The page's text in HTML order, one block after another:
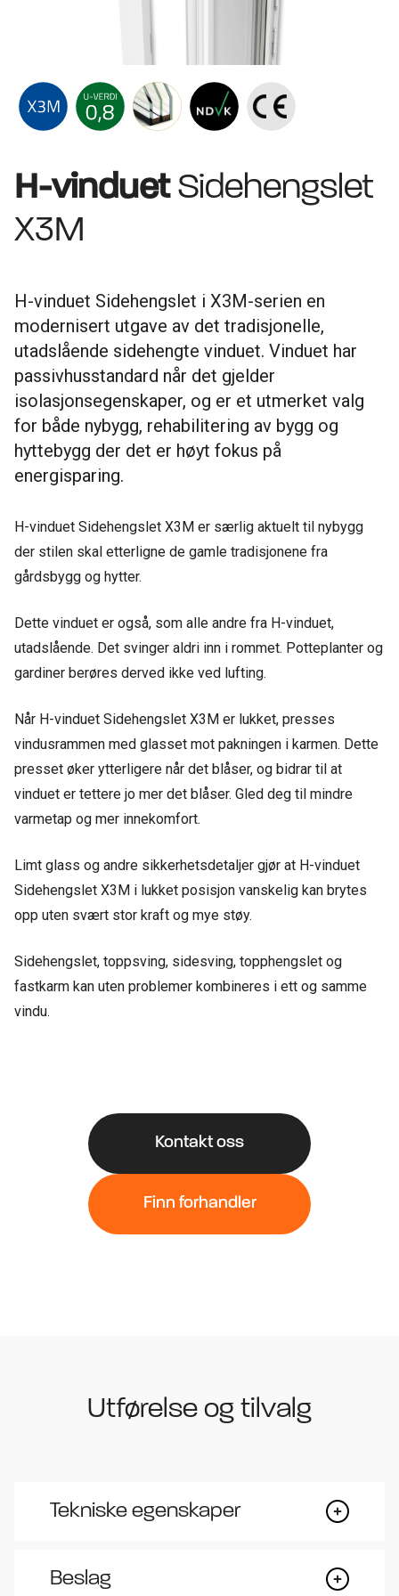
H-vinduetSidehengslet
X3M
H-vinduet Sidehengslet i X3M-serien en
modernisert utgave av det tradisjonelle,
utadslående sidehengte vinduet. Vinduet har
passivhusstandard når det gjelder
isolasjonsegenskaper, og er et utmerket valg
for både nybygg, rehabilitering av bygg og
hyttebygg der det er høyt fokus på
energisparing.
H-vinduet Sidehengslet X3M er særlig aktuelt til nybygg
der stilen skal etterligne de gamle tradisjonene fra
gårdsbygg og hytter.
Dette vinduet er også, som alle andre fra H-vinduet,
utadslående. Det svinger aldri inn i rommet. Potteplanter og
gardiner berøres derved ikke ved lufting.
Når H-vinduet Sidehengslet X3M er lukket, presses
vindusrammen med glasset mot pakningen i karmen. Dette
presset øker ytterligere når det blåser, og bidrar til at
vinduet er tettere jo mer det blåser. Gled deg til mindre
varmetap og mer innekomfort.
Limt glass og andre sikkerhetsdetaljer gjør at H-vinduet
Sidehengslet X3M i lukket posisjon vanskelig kan brytes
opp uten svært stor kraft og mye støy.
Sidehengslet, toppsving, sidesving, topphengslet og
fastkarm kan uten problemer kombineres i ett og samme
vindu.
Kontakt oss
Finn forhandler
Utførelse og tilvalg
Tekniske egenskaper
Beslag